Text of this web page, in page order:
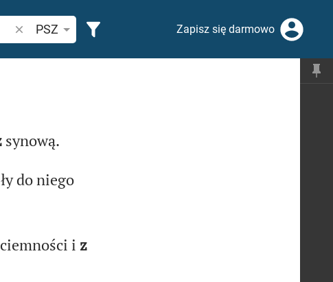
Szukaj wersetu lub słowa biblijnego
PSZ Zapisz się darmowo
synową.
do niego
i z